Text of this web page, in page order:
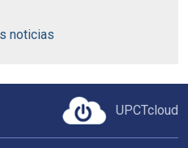
noticias
UPCTcloud